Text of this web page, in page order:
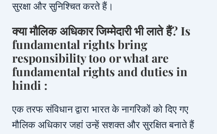
सुरक्षा और सुनिश्चित करते हैं।
क्या मौलिक अधिकार जिम्मेदारी भी लाते हैं? Is
fundamental rights bring
responsibility too or what are
fundamental rights and duties in
hindi :
एक तरफ संविधान द्वारा भारत के नागरिकों को दिए गए
मौलिक अधिकार जहां उन्हें सशक्त और सुरक्षित बनाते हैं